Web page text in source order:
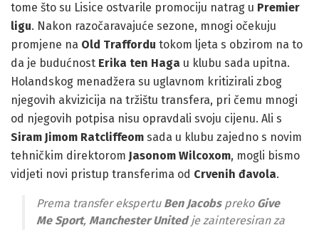
tome što su Lisice ostvarile promociju natrag u Premier
ligu. Nakon razočaravajuće sezone, mnogi očekuju
promjene na Old Traffordu tokom ljeta s obzirom na to
da je budućnost Erika ten Haga u klubu sada upitna.
Holandskog menadžera su uglavnom kritizirali zbog
njegovih akvizicija na tržištu transfera, pri čemu mnogi
od njegovih potpisa nisu opravdali svoju cijenu. Ali s
Siram Jimom Ratcliffeom sada u klubu zajedno s novim
tehničkim direktorom Jasonom Wilcoxom, mogli bismo
vidjeti novi pristup transferima od Crvenih đavola.
Prema transfer ekspertu Ben Jacobspreko Give
Me Sport, Manchester Unitedje zainteresiran za